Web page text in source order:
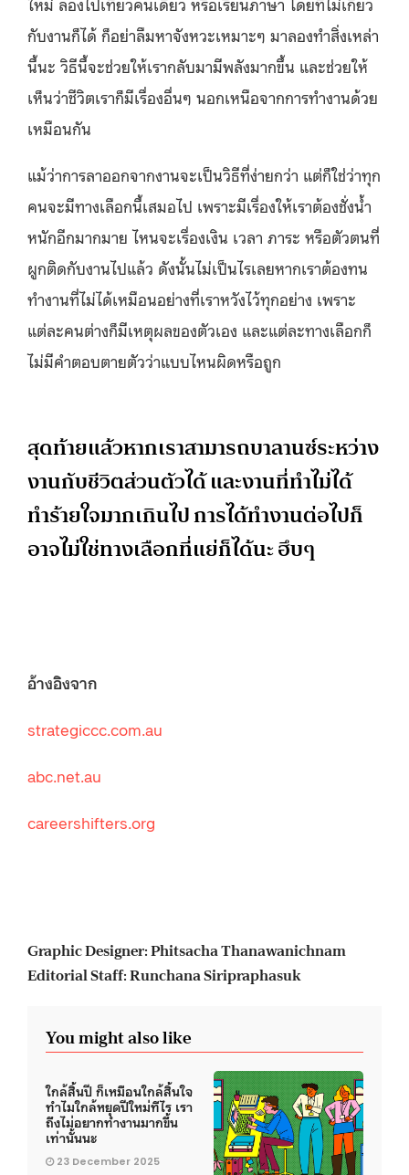
กับงานก็ได้ ก็อย่าลืมหาจังหวะเหมาะๆ มาลองทำสิ่งเหล่า
นี้นะ วิธีนี้จะช่วยให้เรากลับมามีพลังมากขึ้น และช่วยให้
เห็นว่าชีวิตเราก็มีเรื่องอื่นๆ นอกเหนือจากการทำงานด้วย
เหมือนกัน
แม้ว่าการลาออกจากงานจะเป็นวิธีที่ง่ายกว่า แต่ก็ใช่ว่าทุก
คนจะมีทางเลือกนี้เสมอไป เพราะมีเรื่องให้เราต้องชั่งน้ำ
หนักอีกมากมาย ไหนจะเรื่องเงิน เวลา ภาระ หรือตัวตนที่
ผูกติดกับงานไปแล้ว ดังนั้นไม่เป็นไรเลยหากเราต้องทน
ทำงานที่ไม่ได้เหมือนอย่างที่เราหวังไว้ทุกอย่าง เพราะ
แต่ละคนต่างก็มีเหตุผลของตัวเอง และแต่ละทางเลือกก็
ไม่มีคำตอบตายตัวว่าแบบไหนผิดหรือถูก
สุดท้ายแล้วหากเราสามารถบาลานซ์ระหว่าง
งานกับชีวิตส่วนตัวได้ และงานที่ทำไม่ได้
ทำร้ายใจมากเกินไป การได้ทำงานต่อไปก็
อาจไม่ใช่ทางเลือกที่แย่ก็ได้นะ ฮึบๆ
อ้างอิงจาก
strategiccc.com.au
abc.net.au
careershifters.org
Graphic Designer: Phitsacha Thanawanichnam
Editorial Staff: Runchana Siripraphasuk
You might also like
ใกล้สิ้นปี ก็เหมือนใกล้สิ้นใจ
ทำไมใกล้หยุดปีใหม่ทีไร เรา
ถึงไม่อยากทำงานมากขึ้น
เท่านั้นนะ
23 December 2025